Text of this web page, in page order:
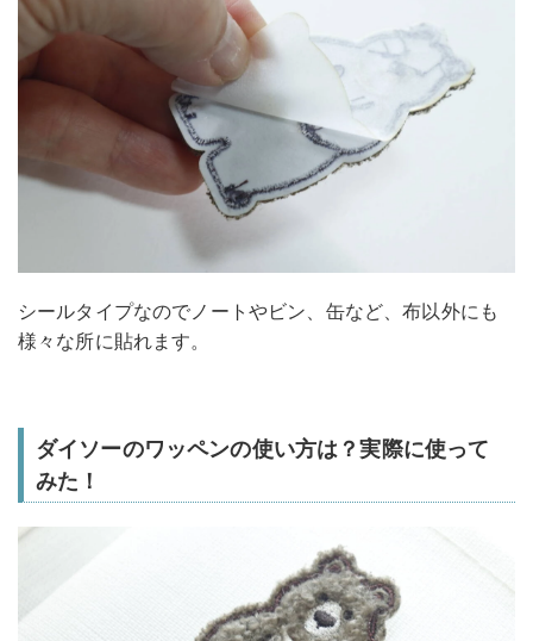
シールタイプなのでノートやビン、缶など、布以外にも
様々な所に貼れます。
ダイソーのワッペンの使い方は？実際に使って
みた！